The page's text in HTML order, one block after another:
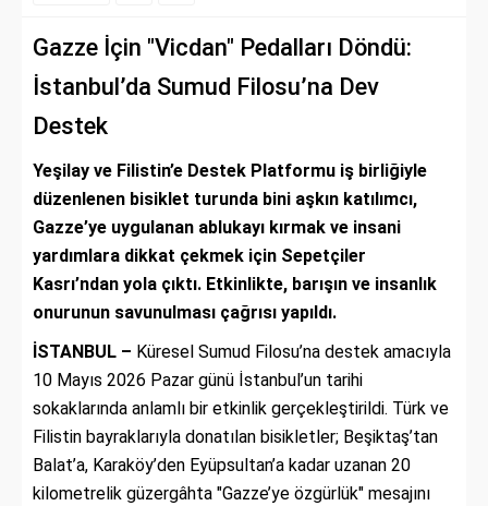
Gazze İçin "Vicdan" Pedalları Döndü:
İstanbul’da Sumud Filosu’na Dev
Destek
Yeşilay ve Filistin’e Destek Platformu iş birliğiyle
düzenlenen bisiklet turunda bini aşkın katılımcı,
Gazze’ye uygulanan ablukayı kırmak ve insani
yardımlara dikkat çekmek için Sepetçiler
Kasrı’ndan yola çıktı. Etkinlikte, barışın ve insanlık
onurunun savunulması çağrısı yapıldı.
İSTANBUL – Küresel Sumud Filosu’na destek amacıyla
10 Mayıs 2026 Pazar günü İstanbul’un tarihi
sokaklarında anlamlı bir etkinlik gerçekleştirildi. Türk ve
Filistin bayraklarıyla donatılan bisikletler; Beşiktaş’tan
Balat’a, Karaköy’den Eyüpsultan’a kadar uzanan 20
kilometrelik güzergâhta "Gazze’ye özgürlük" mesajını